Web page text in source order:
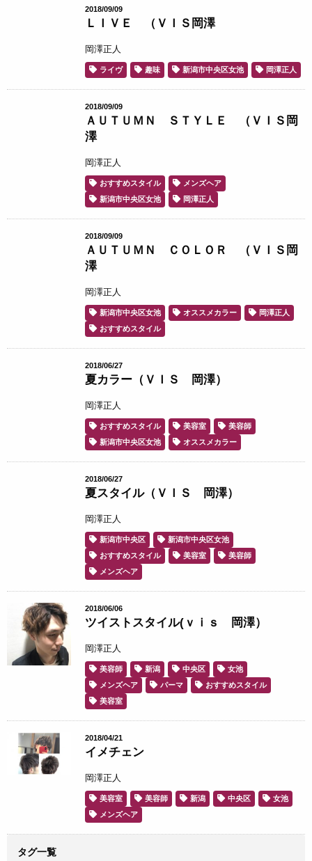
2018/09/09
ＬＩＶＥ （ＶＩＳ岡澤
岡澤正人
ライヴ 趣味 新潟市中央区女池 岡澤正人
2018/09/09
ＡＵＴＵＭＮ ＳＴＹＬＥ （ＶＩＳ岡
澤
岡澤正人
おすすめスタイル
メンズヘア
新潟市中央区女池
岡澤正人
2018/09/09
ＡＵＴＵＭＮ ＣＯＬＯＲ （ＶＩＳ岡
澤
岡澤正人
新潟市中央区女池 オススメカラー
岡澤正人
おすすめスタイル
2018/06/27
夏カラー（ＶＩＳ 岡澤）
岡澤正人
おすすめスタイル 美容室
美容師
新潟市中央区女池
オススメカラー
2018/06/27
夏スタイル（ＶＩＳ 岡澤）
岡澤正人
新潟市中央区
新潟市中央区女池
おすすめスタイル
美容室
美容師
メンズヘア
2018/06/06
ツイストスタイル(ｖｉｓ 岡澤）
岡澤正人
美容師 新潟 中央区
女池
メンズヘア
パーマ
おすすめスタイル
美容室
2018/04/21
イメチェン
岡澤正人
美容室 美容師 新潟 中央区
女池
メンズヘア
タグ一覧